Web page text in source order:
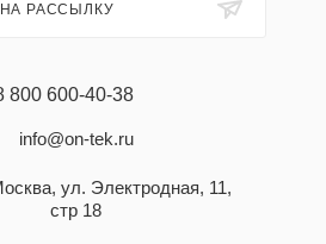
РАССЫЛКУ
800 600-40-38
info@on-tek.ru
ул. Электродная, 11,
стр 18